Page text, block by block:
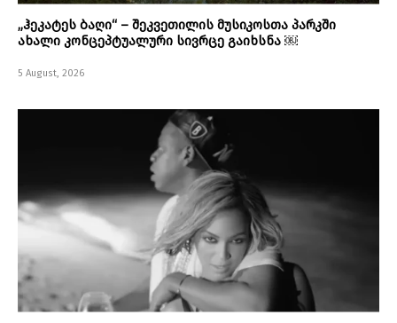
„ჰეკატეს ბაღი“ – შეკვეთილის მუსიკოსთა პარკში
ახალი კონცეპტუალური სივრცე გაიხსნა ￼
5 August, 2026